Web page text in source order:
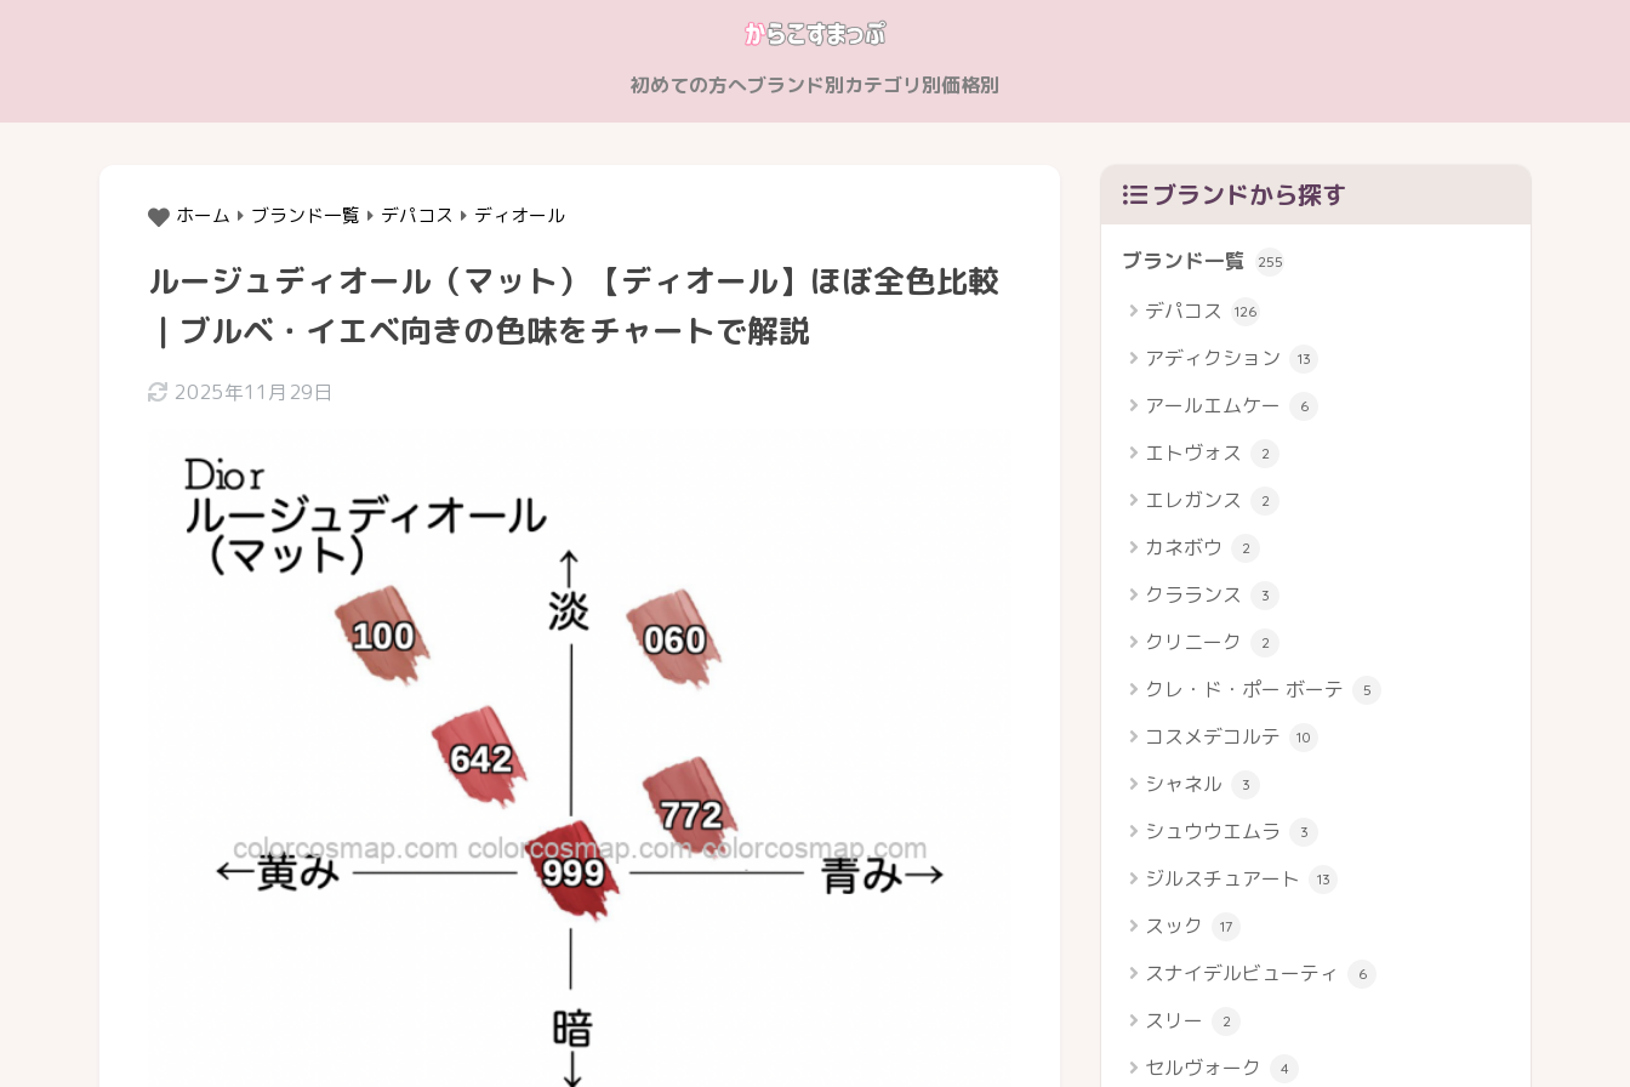
初めての方へブランド別カテゴリ別価格別
ホーム ブランド一覧 デパコス ディオール
ルージュディオール（マット）【ディオール】ほぼ全色比較
｜ブルベ・イエベ向きの色味をチャートで解説
2025年11月29日
ブランドから探す
ブランド一覧 255
デパコス 126
アディクション 13
アールエムケー 6
エトヴォス 2
エレガンス 2
カネボウ 2
クラランス 3
クリニーク 2
クレ・ド・ポー ボーテ 5
コスメデコルテ 10
シャネル 3
シュウウエムラ 3
ジルスチュアート 13
スック 17
スナイデルビューティ 6
スリー 2
セルヴォーク 4